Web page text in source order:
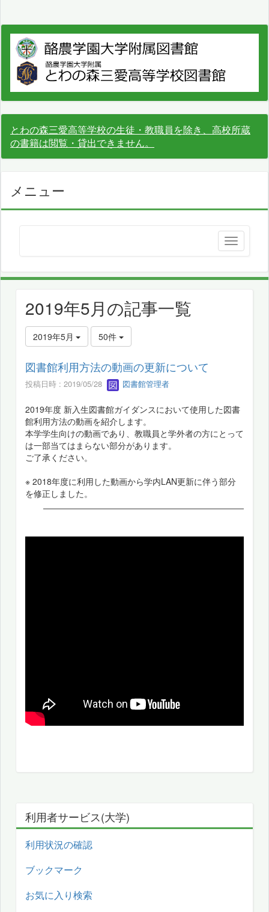
とわの森三愛高等学校の生徒・教職員を除き、高校所蔵
の書籍は閲覧・貸出できません。
メニュー
2019年5月の記事一覧
2019年5月 50件
図書館利用方法の動画の更新について
投稿日時 : 2019/05/28 図書館管理者
2019年度 新入生図書館ガイダンスにおいて使用した図書
館利用方法の動画を紹介します。
本学学生向けの動画であり、教職員と学外者の方にとって
は一部当てはまらない部分があります。
ご了承ください。
※ 2018年度に利用した動画から学内LAN更新に伴う部分
を修正しました。
利用者サービス(大学)
利用状況の確認
ブックマーク
お気に入り検索